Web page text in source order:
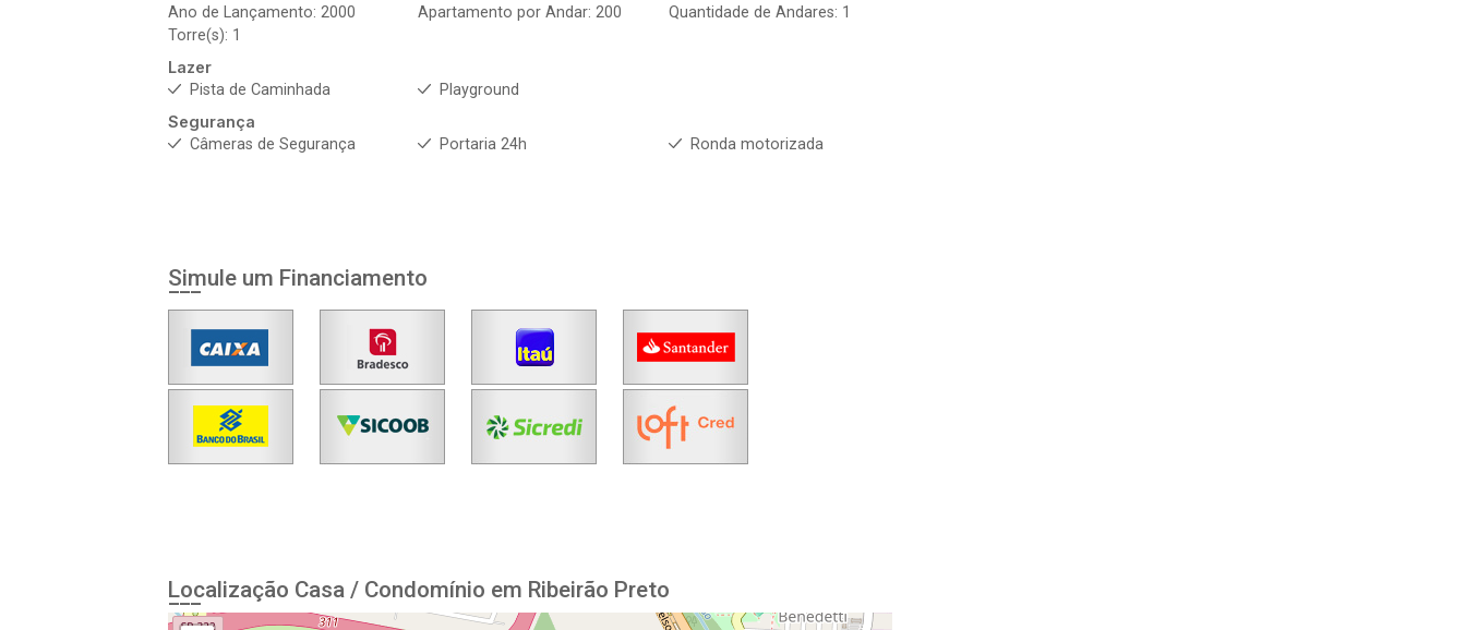
Ano de Lançamento: 2000
Apartamento por Andar: 200
Quantidade de Andares: 1
Torre(s): 1
Lazer
Pista de Caminhada
Playground
Segurança
Câmeras de Segurança
Portaria 24h Ronda motorizada
Simule um Financiamento
Localização Casa / Condomínio em Ribeirão Preto